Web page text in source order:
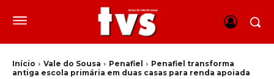
Início Vale do Sousa Penafiel
Penafiel transforma
antiga escola primária em duas casas para renda apoiada